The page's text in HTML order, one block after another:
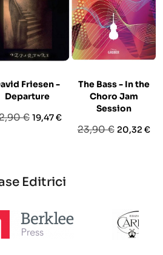
Friesen -
Departure
€ Prezzo
19,47 €
The Bass - In the
Choro Jam
Session
Prezzo
23,90 € Prezzo
20,32 €
Editrici